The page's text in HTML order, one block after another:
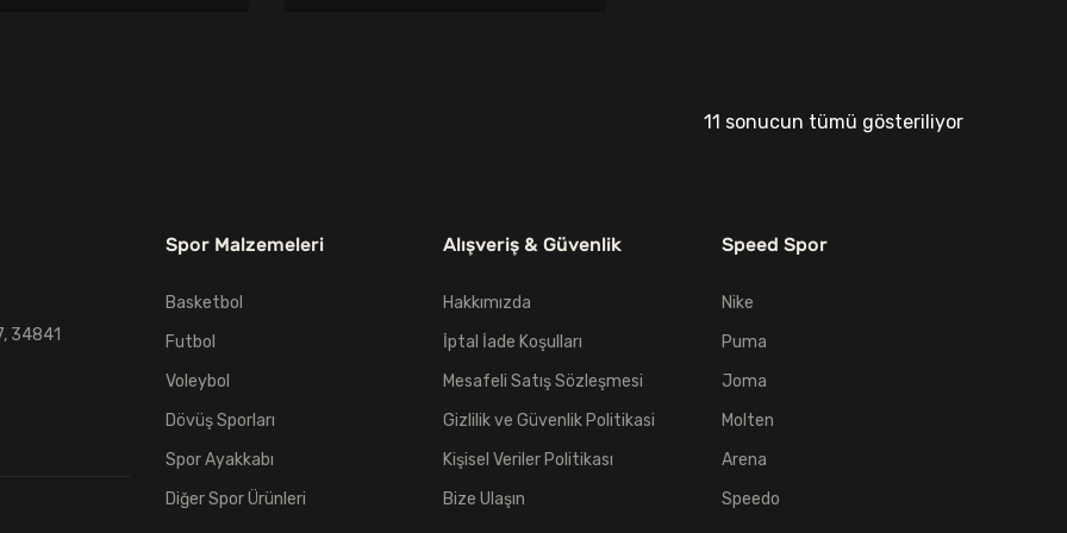
11 sonucun tümü gösteriliyor
34841
Spor Malzemeleri
Basketbol
Futbol
Voleybol
Dövüş Sporları
Spor Ayakkabı
Diğer Spor Ürünleri
Alışveriş & Güvenlik
Hakkımızda
İptal İade Koşulları
Mesafeli Satış Sözleşmesi
Gizlilik ve Güvenlik Politikasi
Kişisel Veriler Politikası
Bize Ulaşın
Speed Spor
Nike
Puma
Joma
Molten
Arena
Speedo